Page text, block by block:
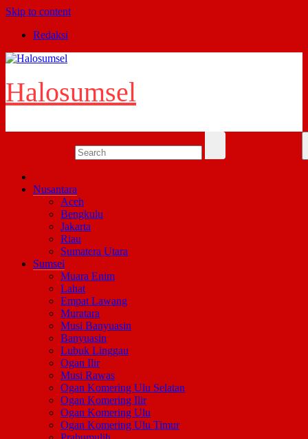
Skip to content
Redaksi
Halosumsel
Nusantara
Aceh
Bengkulu
Jakarta
Riau
Sumatera Utara
Sumsel
Muara Enim
Lahat
Empat Lawang
Muratara
Musi Banyuasin
Banyuasin
Lubuk Linggau
Ogan Ilir
Musi Rawas
Ogan Komering Ulu Selatan
Ogan Komering Ilir
Ogan Komering Ulu
Ogan Komering Ulu Timur